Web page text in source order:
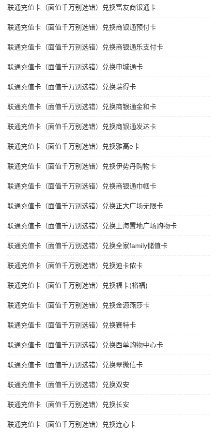
联通充值卡（面值千万别选错）兑换富友商银通卡
联通充值卡（面值千万别选错）兑换商银通预付卡
联通充值卡（面值千万别选错）兑换商银通乐支付卡
联通充值卡（面值千万别选错）兑换申城通卡
联通充值卡（面值千万别选错）兑换瑞得卡
联通充值卡（面值千万别选错）兑换商银通金和卡
联通充值卡（面值千万别选错）兑换商银通发达卡
联通充值卡（面值千万别选错）兑换雅高e卡
联通充值卡（面值千万别选错）兑换伊势丹购物卡
联通充值卡（面值千万别选错）兑换商银通巾帼卡
联通充值卡（面值千万别选错）兑换正大广场无限卡
联通充值卡（面值千万别选错）兑换上海置地广场购物卡
联通充值卡（面值千万别选错）兑换全家family储值卡
联通充值卡（面值千万别选错）兑换迪卡侬卡
联通充值卡（面值千万别选错）兑换福卡(裕福)
联通充值卡（面值千万别选错）兑换金源燕莎卡
联通充值卡（面值千万别选错）兑换赛特卡
联通充值卡（面值千万别选错）兑换西单购物中心卡
联通充值卡（面值千万别选错）兑换翠微信卡
联通充值卡（面值千万别选错）兑换双安
联通充值卡（面值千万别选错）兑换长安
联通充值卡（面值千万别选错）兑换连心卡